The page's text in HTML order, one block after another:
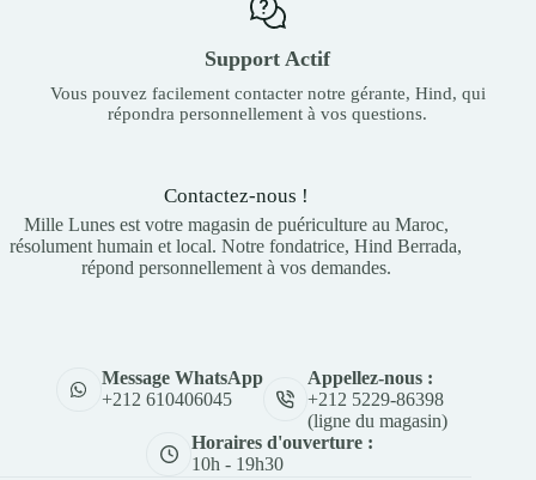
Support Actif
Vous pouvez facilement contacter notre gérante, Hind, qui
répondra personnellement à vos questions.
Contactez-nous !
Mille Lunes est votre magasin de puériculture au Maroc,
résolument humain et local. Notre fondatrice, Hind Berrada,
répond personnellement à vos demandes.
Message WhatsApp
+212 610406045
Appellez-nous :
+212 5229-86398
(ligne du magasin)
Horaires d'ouverture :
10h - 19h30